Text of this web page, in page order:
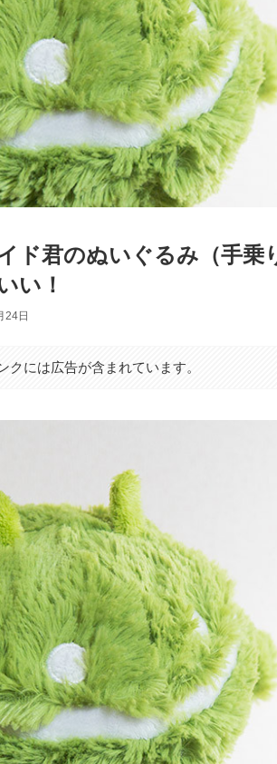
ド君のぬいぐるみ（手乗
い！
24日
クには広告が含まれています。